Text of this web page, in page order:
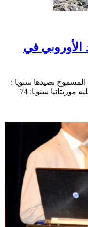
الأوروبي في
المسموح بصيدها سنويا :
290.00 طن المبلغ الذي ستحصل عليه موريتانيا سنويا: 74